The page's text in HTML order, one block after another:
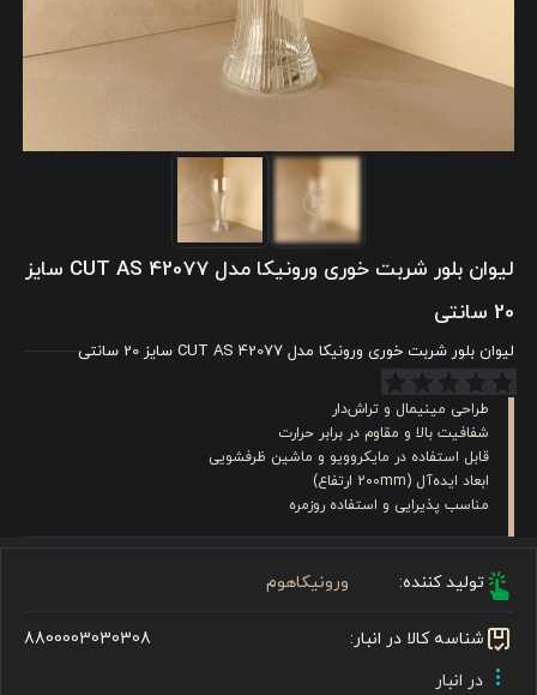
لیوان بلور شربت خوری ورونیکا مدل 42077 CUT AS سایز
20 سانتی
لیوان بلور شربت خوری ورونیکا مدل 42077 CUT AS سایز 20 سانتی
طراحی مینیمال و تراش‌دار
شفافیت بالا و مقاوم در برابر حرارت
قابل استفاده در مایکروویو و ماشین ظرفشویی
ابعاد ایده‌آل (200mm ارتفاع)
مناسب پذیرایی و استفاده روزمره
تولید کننده: ورونیکاهوم
شناسه کالا در انبار:
8800003030308
در انبار